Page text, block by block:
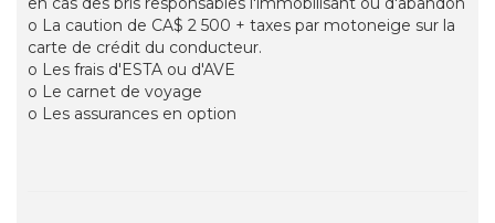
o La caution de CA$ 2 500 + taxes par motoneige sur la
carte de crédit du conducteur.
o Les frais d'ESTA ou d'AVE
o Le carnet de voyage
o Les assurances en option